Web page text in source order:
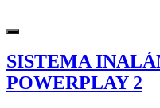
SISTEMA
POWERPLAY 2